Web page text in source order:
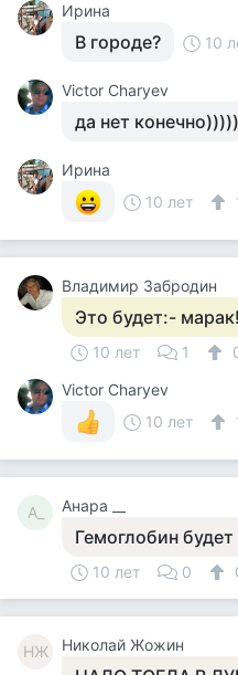
Ирина
В городе? 10
Victor Charyev
да нет конечно)))))
Ирина
10 лет
Владимир Забродин
Это будет:-
10 лет 1
Victor Charyev
10 лет
А_ Анара __
Гемоглобин
10 лет 0
НЖ Николай Жожин